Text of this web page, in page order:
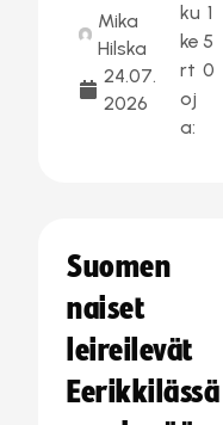
Mika
Hilska
24.07.
2026
ku
ke
rt
oj
a:
1
5
0
Suomen
naiset
leireilevät
Eerikkilässä